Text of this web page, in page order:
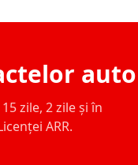
auto
zile, 2 zile și în
ARR.